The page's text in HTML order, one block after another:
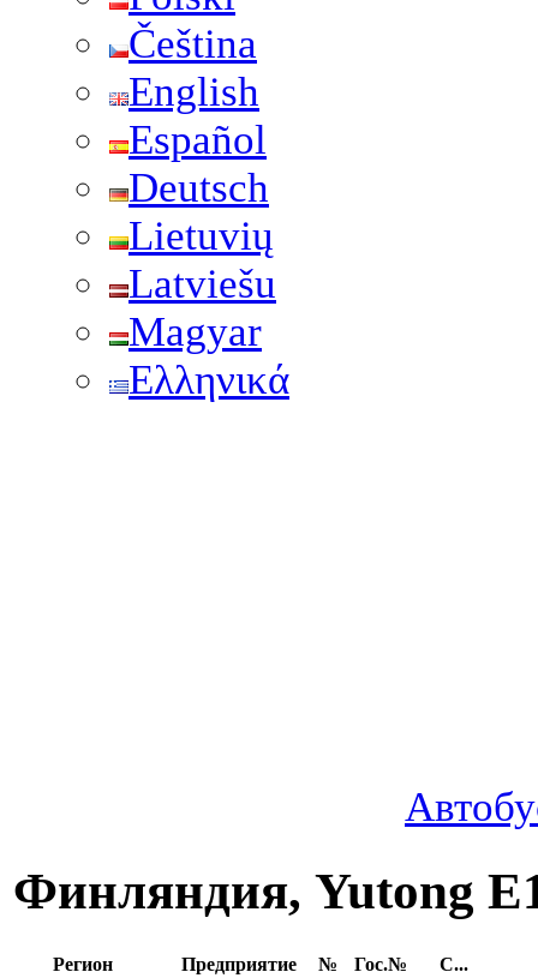
Čeština
English
Español
Deutsch
Lietuvių
Latviešu
Magyar
Ελληνικά
Финляндия, Yutong
Регион Предприятие № Гос.№
С...